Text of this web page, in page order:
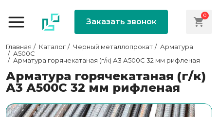
Заказать звонок
0
Главная Каталог Черный металлопрокат
Арматура
А500С
Арматура горячекатаная (г/к) А3 А500С 32 мм рифленая
Арматура горячекатаная (г/к)
А3 А500С 32 мм рифленая